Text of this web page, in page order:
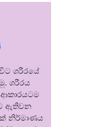
ශරීරයේ
ශරීරය
ඇතිවන
නිර්මාණය